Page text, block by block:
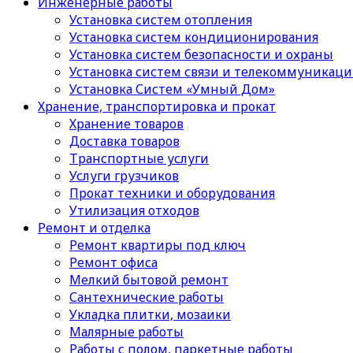
Установка систем отопления
Установка систем кондиционирования
Установка систем безопасности и охраны
Установка систем связи и
Установка Систем «Умный Дом»
Хранение, транспортировка и прокат
Хранение товаров
Доставка товаров
Транспортные услуги
Услуги грузчиков
Прокат техники и оборудования
Утилизация отходов
Ремонт и отделка
Ремонт квартиры под ключ
Ремонт офиса
Мелкий бытовой ремонт
Сантехнические работы
Укладка плитки, мозаики
Малярные работы
Работы с полом, паркетные работы